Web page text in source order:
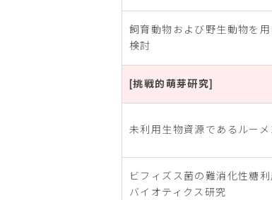
飼育動物および野生動物を
検討
[挑戦的萌芽研究]
未利用生物資源であるルー
ビフィズス菌の難消化性糖
バイオティクス研究